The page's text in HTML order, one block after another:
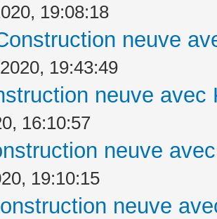
19:08:18
neuve
19:43:49
neuve avec
16:10:57
neuve
19:10:15
neuve